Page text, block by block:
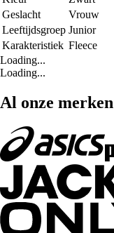
Geslacht
Vrouw
Leeftijdsgroep Junior
Karakteristiek Fleece
Loading...
Loading...
Al onze merken